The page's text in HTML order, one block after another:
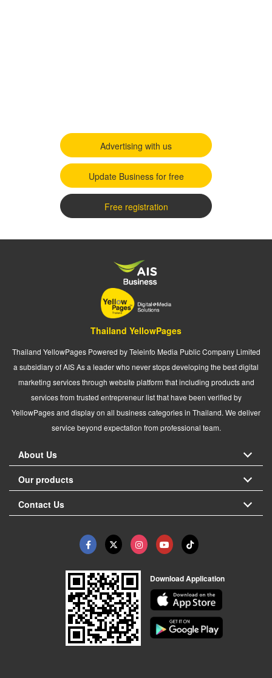
Advertising with us
Update Business for free
Free registration
Thailand YellowPages
Thailand YellowPages Powered by Teleinfo Media Public Company Limited
a subsidiary of AIS As a leader who never stops developing the best digital
marketing services through website platform that including products and
services from trusted entrepreneur list that have been verified by
YellowPages and display on all business categories in Thailand. We deliver
service beyond expectation from professional team.
About Us
Our products
Contact Us
Download Application